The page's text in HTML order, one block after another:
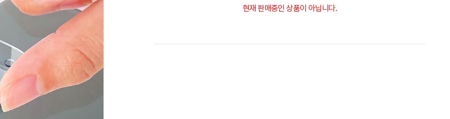
현재 판매중인 상품이 아닙니다.